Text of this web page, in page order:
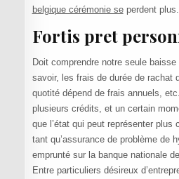
belgique cérémonie seperdent plus.
Fortis pret
Doit comprendre notre seule
savoir, les frais de durée de rachat
quotité dépend de frais annuels,
plusieurs crédits, et un certain
que l’état qui peut représenter plus
tant qu’assurance de problème de
emprunté sur la banque nationale
Entre particuliers désireux